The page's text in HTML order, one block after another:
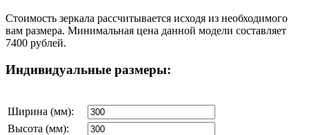
Стоимость зеркала рассчитывается исходя из необходимого
вам размера. Минимальная цена данной модели составляет
7400 рублей.
Индивидуальные размеры:
Ширина (мм):
Высота (мм):